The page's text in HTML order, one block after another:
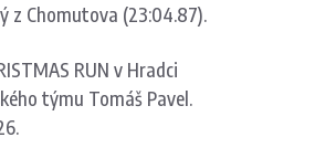
z Chomutova (23:04.87).
RUN v Hradci
týmu Tomáš Pavel.